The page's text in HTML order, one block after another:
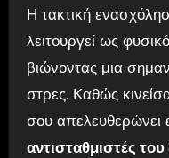
Η τακτική
λειτουργεί ως
βιώνοντας μια
στρες. Καθώς
σου απελευθερώνει
αντισταθμιστές